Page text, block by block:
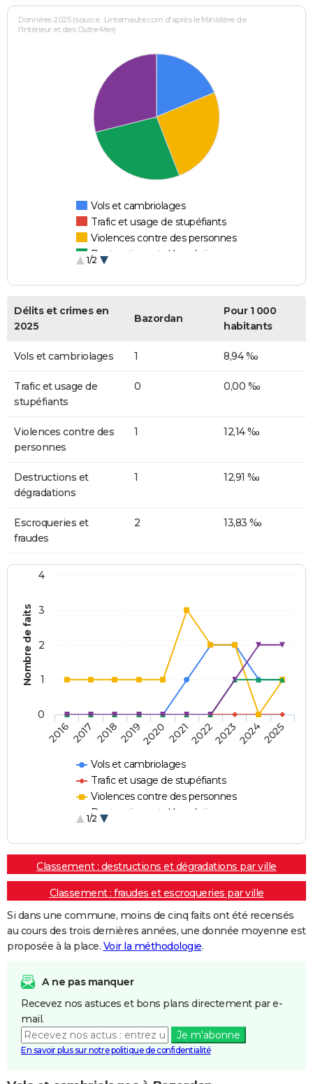
Données 2025 (source : Linternaute.com d'après le Ministère de
l'Intérieur et des Outre-Mer)
Vols et cambriolages
Trafic et usage de stupéfiants
Violences contre des personnes
Destructions et dégradations
1/2
Délits et crimes en
2025
Bazordan
Pour 1 000
habitants
Vols et cambriolages 1 8,94 ‰
Trafic et usage de
stupéfiants
0 0,00 ‰
Violences contre des
personnes
1 12,14 ‰
Destructions et
dégradations
1 12,91 ‰
Escroqueries et
fraudes
2 13,83 ‰
Nombre de faits
Vols et cambriolages
Trafic et usage de stupéfiants
Violences contre des personnes
Destructions et dégradations
1/2
20162017 20182019202020212022202320242025
0
1
2
3
4
Classement : destructions et dégradations par ville
Classement : fraudes et escroqueries par ville
Si dans une commune, moins de cinq faits ont été recensés
au cours des trois dernières années, une donnée moyenne est
proposée à la place. Voir la méthodologie.
A ne pas manquer
Recevez nos astuces et bons plans directement par e-
mail.
Je m'abonne
En savoir plus sur notre politique de confidentialité